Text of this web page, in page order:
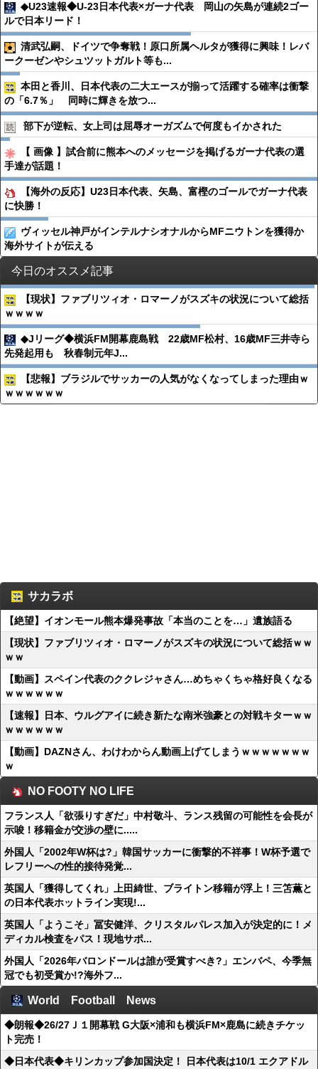
◆U23速報◆U-23日本代表×ガーナ代表 岡山の矢島が連続2ゴー
ルで日本リード！
清武弘嗣、ドイツで争奪戦！原口所属ヘルタが獲得に興味！レバ
ークーゼンやシュツットガルト等も...
本田と香川、日本代表の二大エースが揃って活躍する確率は衝撃
の「6.7％」 同時に輝きを放つ...
部下が逆転、女上司は屈辱オーガズムで何度もイかされた
【 画像 】試合前に熊本へのメッセージを掲げるガーナ代表の選
手達が話題！
【海外の反応】U23日本代表、矢島、富樫のゴールでガーナ代表
に快勝！
ヴィッセル神戸がインテルナシオナルからMFニウトンを獲得か
海外サイトが伝える
今日のオススメ記事
【現状】ファブリツィオ・ロマーノがスズキの状況について総括
ｗｗｗｗ
◆Jリーグ◆横浜FM開幕鹿島戦 22歳MF松村、16歳MF三井寺ら
先発起用も 秋春制元年J...
【悲報】ブラジルでサッカーの人気がなくなってしまった理由ｗ
ｗｗｗｗｗｗ
サカラボ
【絶望】イオンモール熊本爆発事故「本当のことを…」遺族語る
【現状】ファブリツィオ・ロマーノがスズキの状況について総括ｗｗ
ｗｗ
【動画】スペイン代表のククレジャさん…めちゃくちゃ格好良くなる
ｗｗｗｗｗｗ
【速報】日本、ウルグアイに続き新たな南米強豪との対戦キターｗｗ
ｗｗｗｗｗｗ
【動画】DAZNさん、わけわからん動画上げてしまうｗｗｗｗｗｗｗ
ｗ
NO FOOTY NO LIFE
フランス人「欲張りすぎだ」中村敬斗、ランス残留の可能性を会長が
示唆！移籍金が交渉の壁に.....
外国人「2002年W杯は?」韓国サッカーに衝撃的不祥事！W杯予選で
レフリーへの性的接待発覚...
英国人「獲得してくれ」上田綺世、ブライトン移籍が浮上！三笘薫と
の日本代表ホットライン実現!...
英国人「ようこそ」冨安健洋、クリスタルパレス加入が決定的に！メ
ディカル検査をパス！現地サポ...
外国人「2026年バロンドールは誰が受賞すべき?」エンバペ、今季無
冠でも初受賞か!?海外フ...
World Football News
◆朗報◆26/27Ｊ１開幕戦 G大阪×浦和も横浜FM×鹿島に続きチケッ
ト完売！
◆日本代表◆キリンカップ参加国決定！ 日本代表は10/1 エクアドル